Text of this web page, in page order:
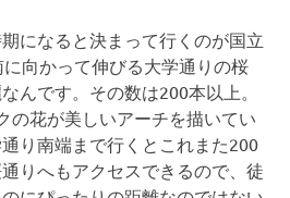
になると決まって行くのが国立
向かって伸びる大学通りの桜
んです。その数は200本以上。
の花が美しいアーチを描いてい
り南端まで行くとこれまた200
りへもアクセスできるので、徒